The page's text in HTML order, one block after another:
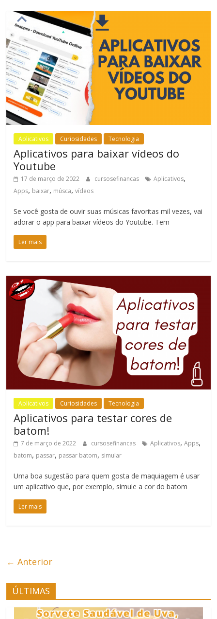
Aplicativos Curiosidades Tecnologia
Aplicativos para baixar vídeos do
Youtube
17 de março de 2022 cursosefinancas Aplicativos,
Apps, baixar, músca,vídeos
Se você gosta de ouvir suas músicas favoritas mil vezes, vai
adorar o app para baixar vídeos do Youtube. Tem
Ler mais
Aplicativos Curiosidades Tecnologia
Aplicativos para testar cores de
batom!
7 de março de 2022 cursosefinancas Aplicativos,Apps,
batom, passar, passar batom, simular
Uma boa sugestão para quem gosta de maquiagem é usar
um aplicativo que, por exemplo, simule a cor do batom
Ler mais
← Anterior
ÚLTIMAS